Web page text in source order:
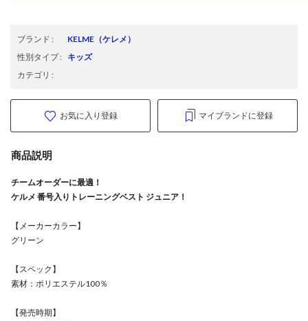
ブランド : KELME （ケレメ）
性別タイプ: キッズ
カテゴリ :
お気に入り登録 マイブランドに登録
商品説明
チームオーダーに最適！
ケルメ 番号入りトレーニングベスト ジュニア！
【メーカーカラー】
グリーン
【スペック】
素材：ポリエステル100％
【発売時期】